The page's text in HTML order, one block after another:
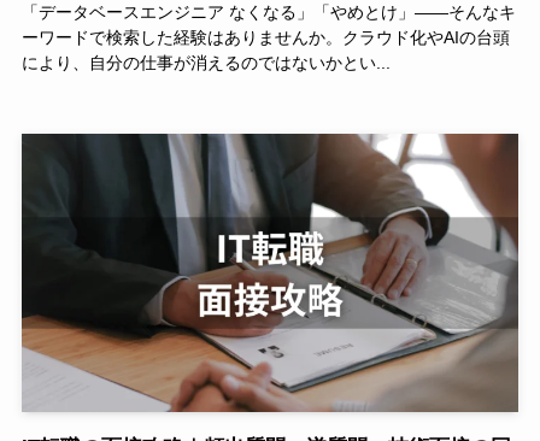
「データベースエンジニア なくなる」「やめとけ」——そんなキ
ーワードで検索した経験はありませんか。クラウド化やAIの台頭
により、自分の仕事が消えるのではないかとい...